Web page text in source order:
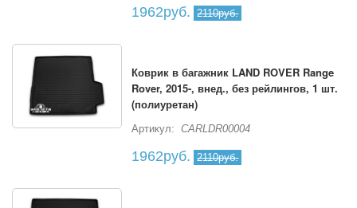
1962руб. 2110руб.
Коврик в багажник LAND ROVER Range
Rover, 2015-, внед., без рейлингов, 1 шт.
(полиуретан)
Артикул: CARLDR00004
1962руб. 2110руб.